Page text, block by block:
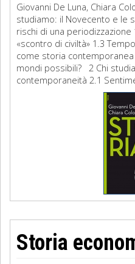
Giovanni De Luna, Chiara
studiamo: il Novecento e le
rischi di una periodizzazione
«scontro di civiltà» 1.3
come storia
mondi possibili? 2 Chi
contemporaneità 2.1
Storia